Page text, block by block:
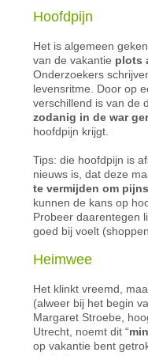
Hoofdpijn
Het is algemeen
van de vakantie plots
Onderzoekers
levensritme. Door op
verschillend is van de
zodanig in de war
hoofdpijn krijgt.
Tips: die hoofdpijn is
nieuws is, dat deze
te vermijden om
kunnen de kans op
Probeer daarentegen
goed bij voelt
Heimwee
Het klinkt vreemd,
(alweer bij het begin
Margaret Stroebe,
Utrecht, noemt dit “
op vakantie bent